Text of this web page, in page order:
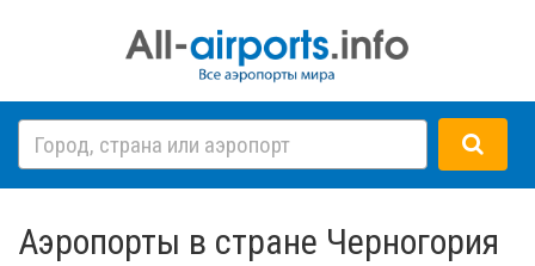
Аэропорты в стране Черногория